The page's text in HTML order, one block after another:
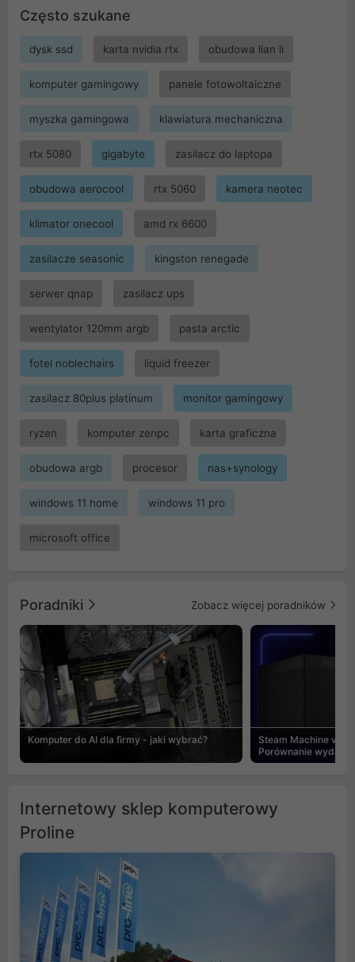
Często szukane
dysk ssd karta nvidia rtx obudowa lian li
komputer gamingowy panele fotowoltaiczne
myszka gamingowa klawiatura mechaniczna
rtx 5080 gigabyte zasilacz do laptopa
obudowa aerocool rtx 5060 kamera neotec
klimator onecool amd rx 6600
zasilacze seasonic kingston renegade
serwer qnap zasilacz ups
wentylator 120mm argb pasta arctic
fotel noblechairs liquid freezer
zasilacz 80plus platinum monitor gamingowy
ryzen komputer zenpc karta graficzna
obudowa argb procesor nas+synology
windows 11 home windows 11 pro
microsoft office
Poradniki Zobacz więcej poradników
Komputer do AI dla firmy - jaki wybrać?
Steam Machine vs
Porównanie
Internetowy sklep komputerowy
Proline